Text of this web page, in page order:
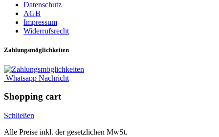
Datenschutz
AGB
Impressum
Widerrufsrecht
Zahlungsmöglichkeiten
Whatsapp Nachricht
Shopping cart
Schließen
Alle Preise inkl. der gesetzlichen MwSt.